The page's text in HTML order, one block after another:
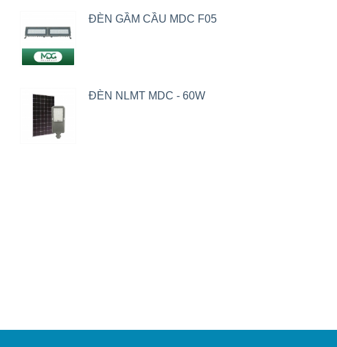
ĐÈN GẦM CẦU MDC F05
ĐÈN NLMT MDC - 60W